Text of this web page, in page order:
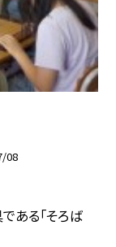
08
ある「そろば